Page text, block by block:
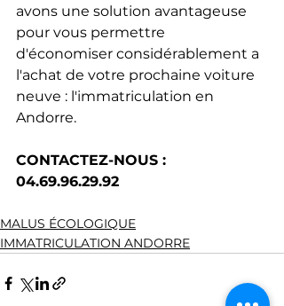
avons une solution avantageuse
pour vous permettre
d'économiser considérablement a
l'achat de votre prochaine voiture
neuve : l'immatriculation en
Andorre.
CONTACTEZ-NOUS :
04.69.96.29.92
MALUS ÉCOLOGIQUE
IMMATRICULATION ANDORRE